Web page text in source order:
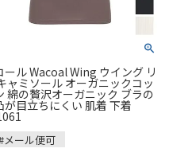
ール Wacoal Wing ウイング リ
ャミソール オーガニックコッ
綿の贅沢オーガニック ブラの
が目立ちにくい 肌着 下着
メール便可